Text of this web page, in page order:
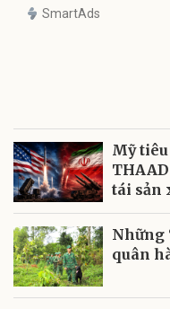
SmartAds
Mỹ
tái sản
Những
quân